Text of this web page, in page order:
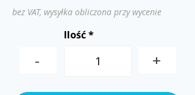
bez VAT, wysyłka obliczona przy wycenie
-
Ilość
+